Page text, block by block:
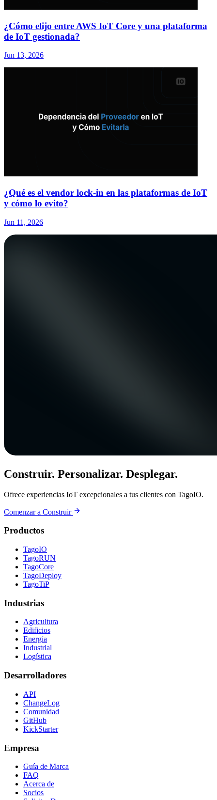
¿Cómo elijo entre AWS IoT Core y una plataforma
de IoT gestionada?
Jun 13, 2026
¿Qué es el vendor lock-in en las plataformas de IoT
y cómo lo evito?
Jun 11, 2026
Construir. Personalizar. Desplegar.
Ofrece experiencias IoT excepcionales a tus clientes con TagoIO.
Comenzar a Construir
Productos
TagoIO
TagoRUN
TagoCore
TagoDeploy
TagoTiP
Industrias
Agricultura
Edificios
Energía
Industrial
Logística
Desarrolladores
API
ChangeLog
Comunidad
GitHub
KickStarter
Empresa
Guía de Marca
FAQ
Acerca de
Socios